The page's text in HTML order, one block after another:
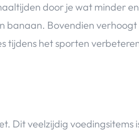
door je wat minder
banaan. Bovendien verhoogt
tijdens het sporten
Dit veelzijdig voedingsitems